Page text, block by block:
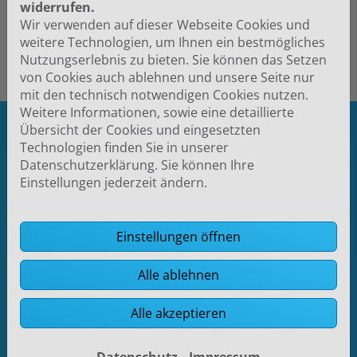
FOOTER - KONTAKTDATEN UND
Kontakt
Haustechnik Arne Nissen GmbH
Lornsenstr. 1
Telefonisch erreichbar unter:
046715496
E-Mail:info@haustechnik-nissen.de
widerrufen.
Wir verwenden auf dieser Webseite Cookies und
weitere Technologien, um Ihnen ein bestmögliches
Nutzungserlebnis zu bieten. Sie können das Setzen
von Cookies auch ablehnen und unsere Seite nur
mit den technisch notwendigen Cookies nutzen.
Weitere Informationen, sowie eine detaillierte
Übersicht der Cookies und eingesetzten
Technologien finden Sie in unserer
Datenschutzerklärung. Sie können Ihre
Einstellungen jederzeit ändern.
Einstellungen öffnen
Alle ablehnen
Alle akzeptieren